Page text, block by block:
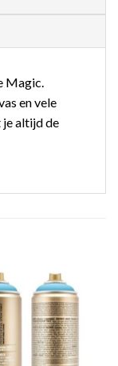
Magic.
en vele
je altijd de